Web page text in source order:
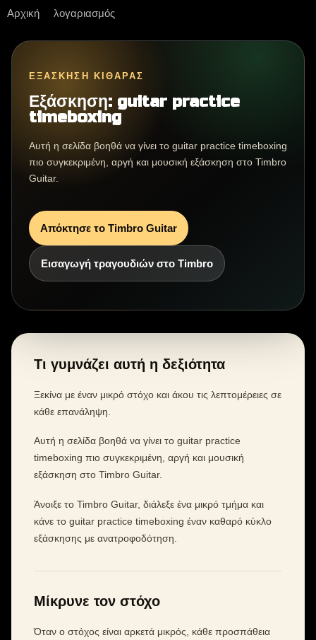
Αρχική λογαριασμός
ΕΞΆΣΚΗΣΗ ΚΙΘΆΡΑΣ
Εξάσκηση: guitar practice
timeboxing
Αυτή η σελίδα βοηθά να γίνει το guitar practice timeboxing
πιο συγκεκριμένη, αργή και μουσική εξάσκηση στο Timbro
Guitar.
Απόκτησε το Timbro Guitar
Εισαγωγή τραγουδιών στο Timbro
Τι γυμνάζει αυτή η δεξιότητα
Ξεκίνα με έναν μικρό στόχο και άκου τις λεπτομέρειες σε
κάθε επανάληψη.
Αυτή η σελίδα βοηθά να γίνει το guitar practice
timeboxing πιο συγκεκριμένη, αργή και μουσική
εξάσκηση στο Timbro Guitar.
Άνοιξε το Timbro Guitar, διάλεξε ένα μικρό τμήμα και
κάνε το guitar practice timeboxing έναν καθαρό κύκλο
εξάσκησης με ανατροφοδότηση.
Μίκρυνε τον στόχο
Όταν ο στόχος είναι αρκετά μικρός, κάθε προσπάθεια